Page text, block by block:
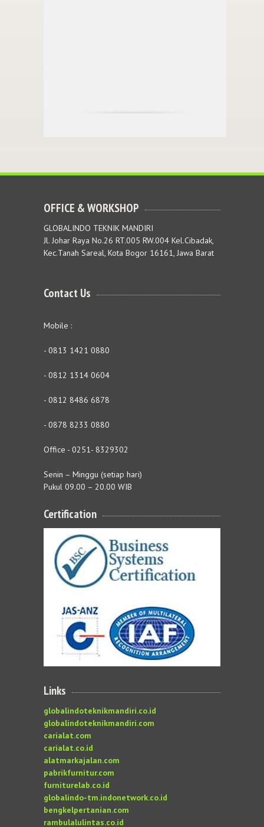
OFFICE & WORKSHOP
GLOBALINDO TEKNIK MANDIRI
Jl. Johar Raya No.26 RT.005 RW.004 Kel.Cibadak,
Kec.Tanah Sareal, Kota Bogor 16161, Jawa Barat
Contact Us
Mobile :
- 0813 1421 0880
- 0812 1314 0604
- 0812 8486 6878
- 0878 8233 0880
Office - 0251- 8329302
Senin – Minggu (setiap hari)
Pukul 09.00 – 20.00 WIB
Certification
Links
globalindoteknikmandiri.co.id
globalindoteknikmandiri.com
carialat.com
carialat.co.id
alatmarkajalan.com
pabrikfurnitur.com
furniturelab.co.id
globalindo-tm.indonetwork.co.id
bengkelpertanian.com
rambulalulintas.co.id